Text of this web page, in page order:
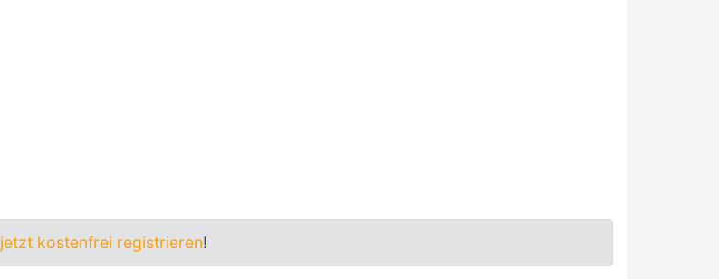
jetzt kostenfrei registrieren!